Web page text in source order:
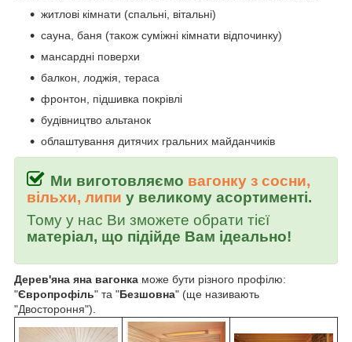
житлові кімнати (спальні, вітальні)
сауна, баня (також суміжні кімнати відпочинку)
мансардні поверхи
балкон, лоджія, тераса
фронтон, підшивка покрівлі
будівництво альтанок
облаштування дитячих гральних майданчиків
Ми виготовляємо вагонку з сосни,
вільхи, липи у великому асортименті.
Тому у нас Ви зможете обрати тієї
матеріал, що підійде Вам ідеально!
Дерев'яна яна вагонка може бути різного профілю:
"Європрофіль" та "Безшовна" (ще називають
"Двостороння").